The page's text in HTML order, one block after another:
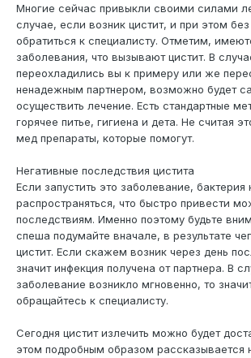
Многие сейчас привыкли своими силами
случае, если возник цистит, и при этом
обратиться к специалисту. Отметим,
заболевания, что вызывают цистит. В
переохладились вы к примеру или же
ненадежным партнером, возможно будет
осуществить лечение. Есть стандартные
горячее питье, гигиена и дета. Не считая
мед препараты, которые помогут.
Негативные последствия цистита
Если запустить это заболевание, бактерия
распространяться, что быстро привести
последствиям. Именно поэтому будьте
спеша подумайте вначале, в результате
цистит. Если скажем возник через день
значит инфекция получена от партнера. В
заболевание возникло мгновенно, то
обращайтесь к специалисту.
Сегодня цистит излечить можно будет
этом подробным образом рассказывается